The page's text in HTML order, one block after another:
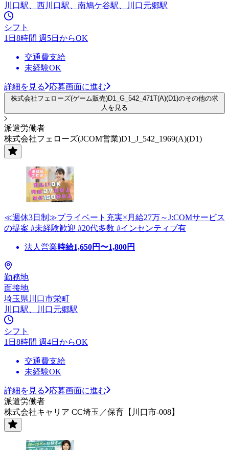
川口駅、西川口駅、南鳩ケ谷駅、川口元郷駅
シフト
1日8時間 週5日からOK
交通費支給
未経験OK
詳細を見る 応募画面に進む
株式会社フェローズ(ゲーム販売)D1_G_542_471T(A)(D1)のその他の求
人を見る
派遣労働者
株式会社フェローズ(JCOM営業)D1_J_542_1969(A)(D1)
≪週休3日制≫プライベート充実×月給27万～J:COMサービス
の提案 #未経験歓迎 #20代多数 #インセンティブ有
法人営業時給1,650円〜1,800円
勤務地
面接地
埼玉県川口市栄町
川口駅、川口元郷駅
シフト
1日8時間 週4日からOK
交通費支給
未経験OK
詳細を見る
応募画面に進む
派遣労働者
株式会社キャリア CC埼玉／保育【川口市-008】